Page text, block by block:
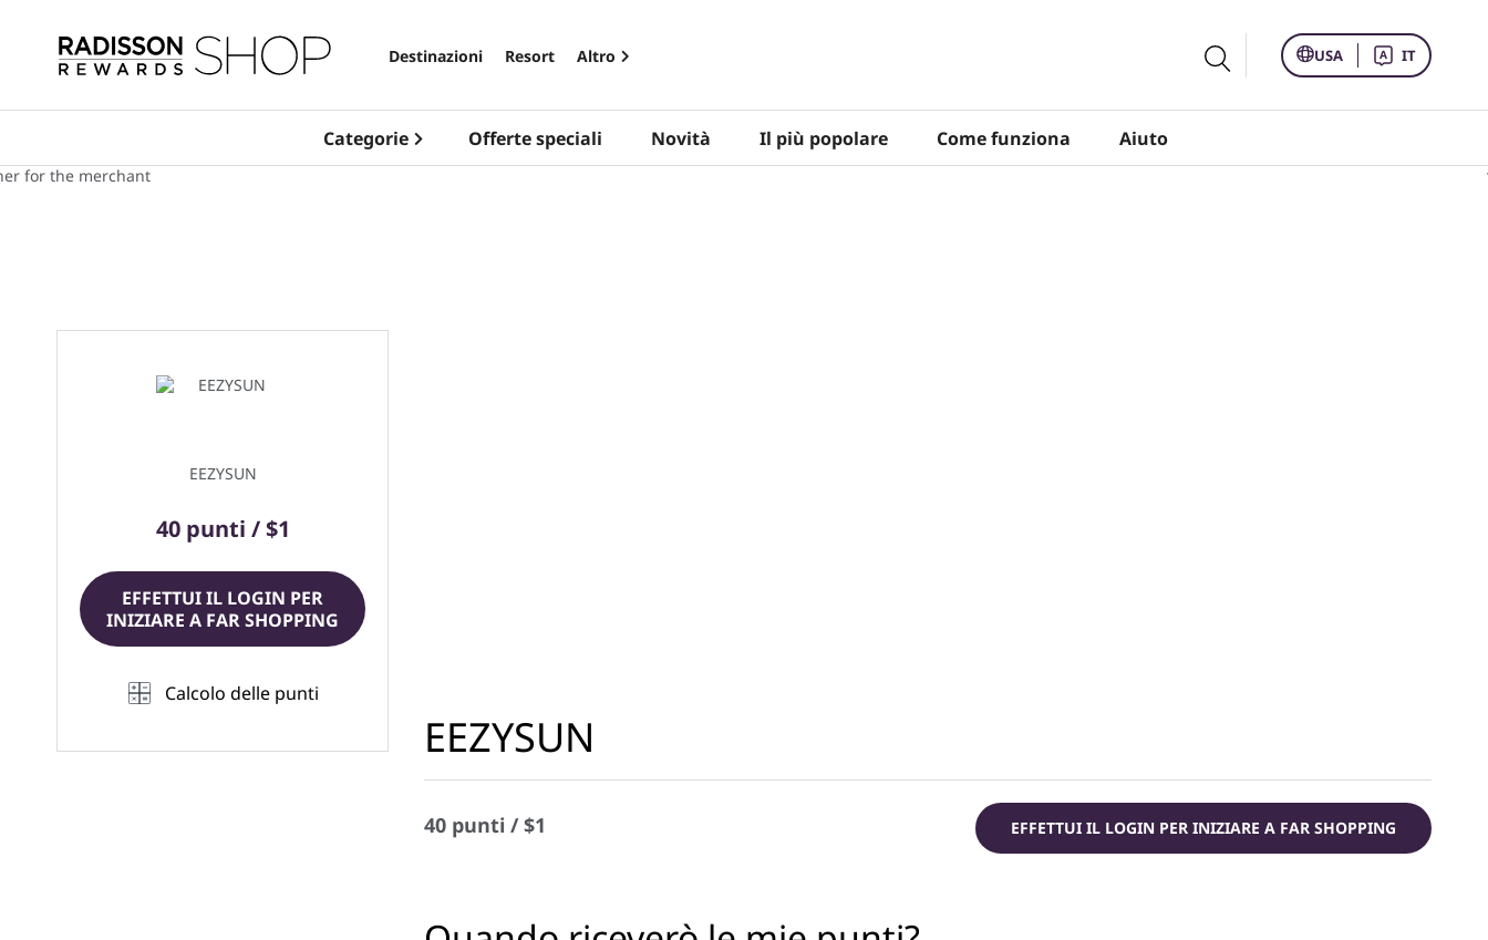
Destinazioni Resort Altro USA IT
Categorie Offerte speciali Novità Il più popolare Come funziona Aiuto
EEZYSUN
40 punti / $1
EFFETTUI IL LOGIN PER
INIZIARE A FAR SHOPPING
Calcolo delle punti
EEZYSUN
40 punti / $1 EFFETTUI IL LOGIN PER INIZIARE A FAR SHOPPING